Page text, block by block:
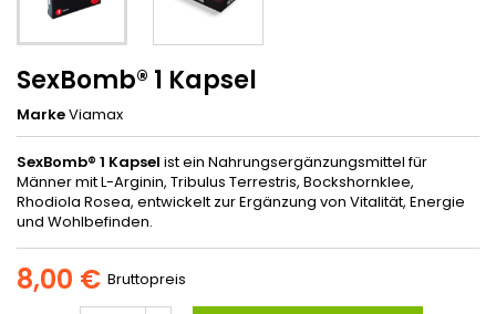
SexBomb® 1 Kapsel
MarkeViamax
SexBomb® 1 Kapsel ist ein Nahrungsergänzungsmittel für
Männer mit L-Arginin, Tribulus Terrestris, Bockshornklee,
Rhodiola Rosea, entwickelt zur Ergänzung von Vitalität, Energie
und Wohlbefinden.
8,00 € Bruttopreis